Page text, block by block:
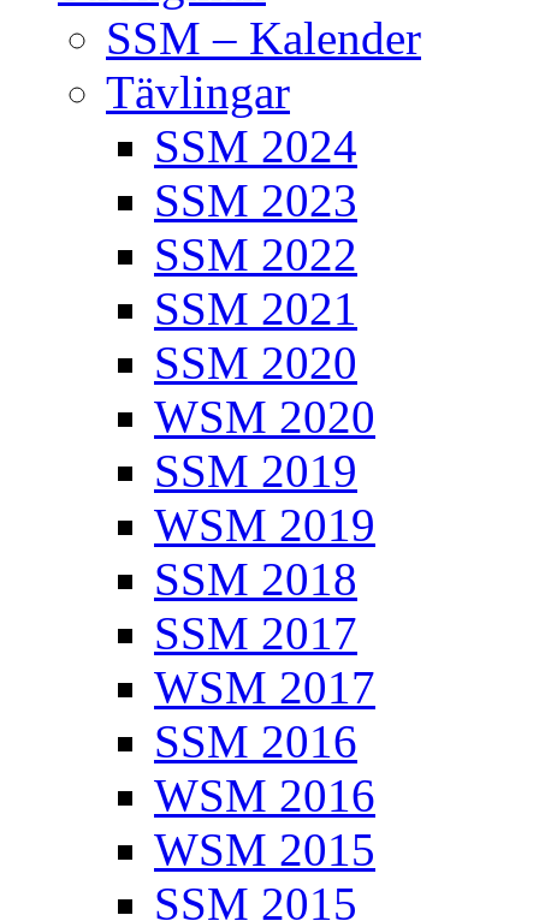
SSM – Kalender
Tävlingar
SSM 2024
SSM 2023
SSM 2022
SSM 2021
SSM 2020
WSM 2020
SSM 2019
WSM 2019
SSM 2018
SSM 2017
WSM 2017
SSM 2016
WSM 2016
WSM 2015
SSM 2015